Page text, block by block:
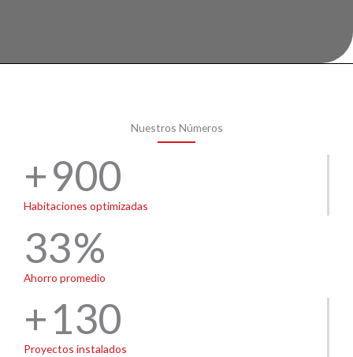
Nuestros Números
900
Habitaciones optimizadas
33
Ahorro promedio
130
Proyectos instalados